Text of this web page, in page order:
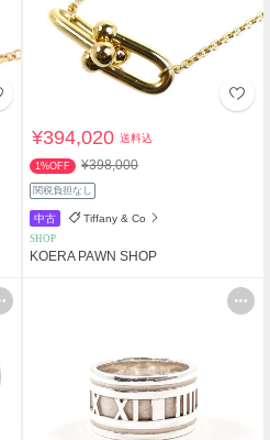
¥394,020送料込
1%OFF ¥398,000
関税負担なし
中古 Tiffany & Co
SHOP
KOERA PAWN SHOP